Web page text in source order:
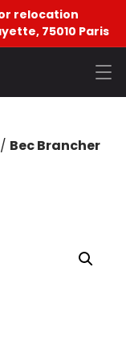
relocation
75010 Paris
/ Bec Brancher